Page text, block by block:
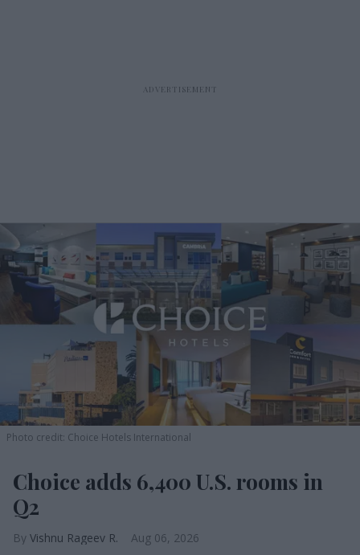
Photo credit: Choice Hotels International
Choice adds 6,400 U.S. rooms in
Q2
Vishnu Rageev R. Aug 06, 2026